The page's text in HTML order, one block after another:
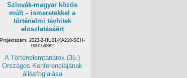
Szlovák-magyar közös
múlt – ismeretekkel a
történelmi tévhitek
eloszlatásáért
Projektszám: 2023-2-HU01-KA210-SCH-
000169882
A Történelemtanárok (35.)
Országos Konferenciájának
állásfoglalása